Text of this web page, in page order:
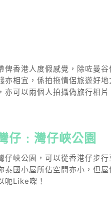
俾香港人度假感覺，除咗曼
亦相宜，係拍拖情侶旅遊好
亦可以兩個人拍攝偽旅行相
仔﹕灣仔峽公園
仔峽公園，可以從香港仔步
泰國小屋所佔空間亦小，但
呃Like㗎！